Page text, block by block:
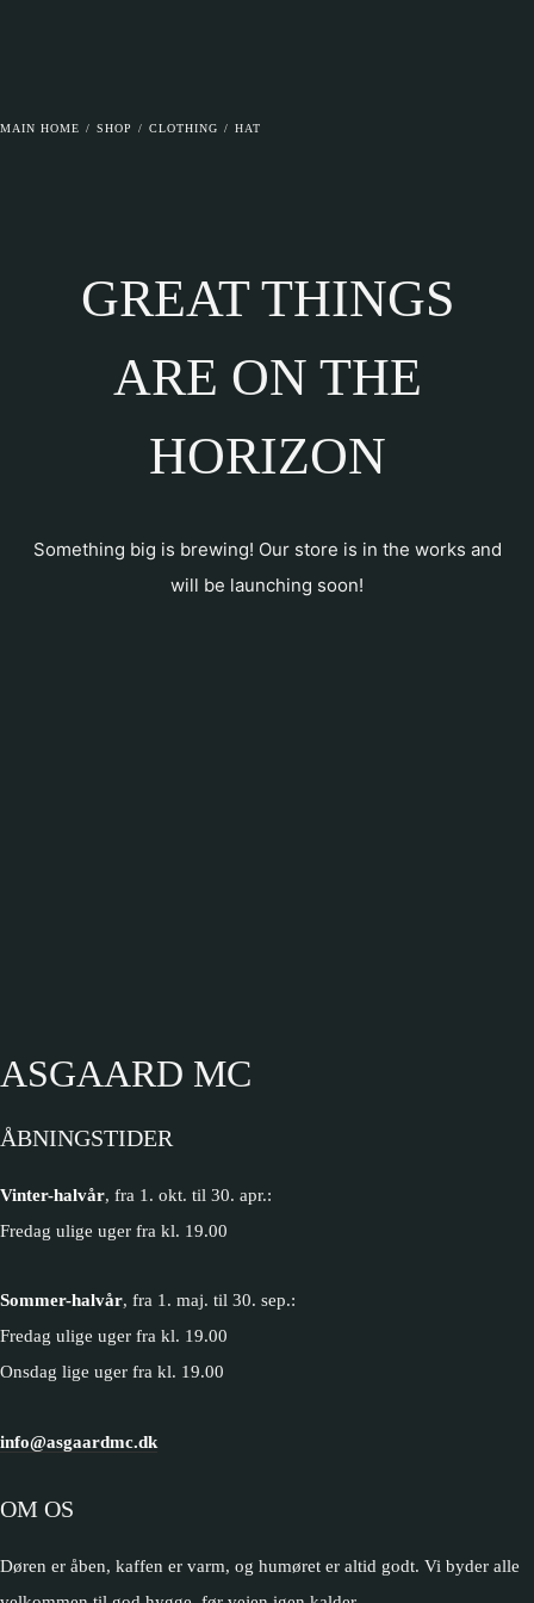
MAIN HOME / SHOP / CLOTHING / HAT
GREAT THINGS
ARE ON THE
HORIZON
Something big is brewing! Our store is in the works and
will be launching soon!
ASGAARD MC
ÅBNINGSTIDER
Vinter-halvår, fra 1. okt. til 30. apr.:
Fredag ulige uger fra kl. 19.00
Sommer-halvår, fra 1. maj. til 30. sep.:
Fredag ulige uger fra kl. 19.00
Onsdag lige uger fra kl. 19.00
info@asgaardmc.dk
OM OS
Døren er åben, kaffen er varm, og humøret er altid godt. Vi byder alle